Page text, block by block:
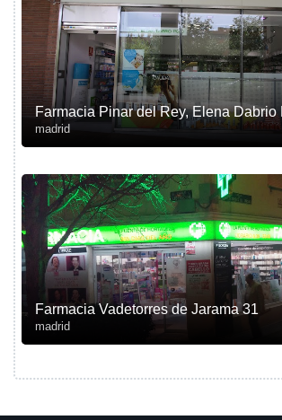
Farmacia Pinar del Rey, Elena Dabrio
madrid
Farmacia Vadetorres de Jarama 31
madrid